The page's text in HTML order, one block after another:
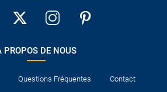
sont-ils inclus dans le prix du
PROPOS DE NOUS
Questions Fréquentes Contact